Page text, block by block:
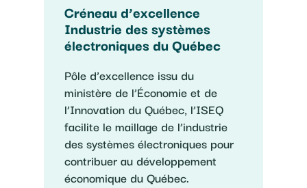
Créneau d’excellence
Industrie des systèmes
électroniques du Québec
Pôle d’excellence issu du
ministère de l’Économie et de
l’Innovation du Québec, l’ISEQ
facilite le maillage de l’industrie
des systèmes électroniques pour
contribuer au développement
économique du Québec.